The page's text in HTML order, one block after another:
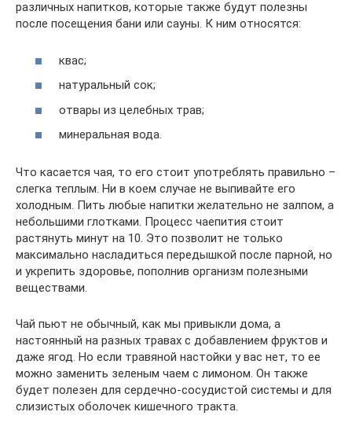
различных напитков, которые также будут полезны
после посещения бани или сауны. К ним относятся:
квас;
натуральный сок;
отвары из целебных трав;
минеральная вода.
Что касается чая, то его стоит употреблять правильно –
слегка теплым. Ни в коем случае не выпивайте его
холодным. Пить любые напитки желательно не залпом, а
небольшими глотками. Процесс чаепития стоит
растянуть минут на 10. Это позволит не только
максимально насладиться передышкой после парной, но
и укрепить здоровье, пополнив организм полезными
веществами.
Чай пьют не обычный, как мы привыкли дома, а
настоянный на разных травах с добавлением фруктов и
даже ягод. Но если травяной настойки у вас нет, то ее
можно заменить зеленым чаем с лимоном. Он также
будет полезен для сердечно-сосудистой системы и для
слизистых оболочек кишечного тракта.